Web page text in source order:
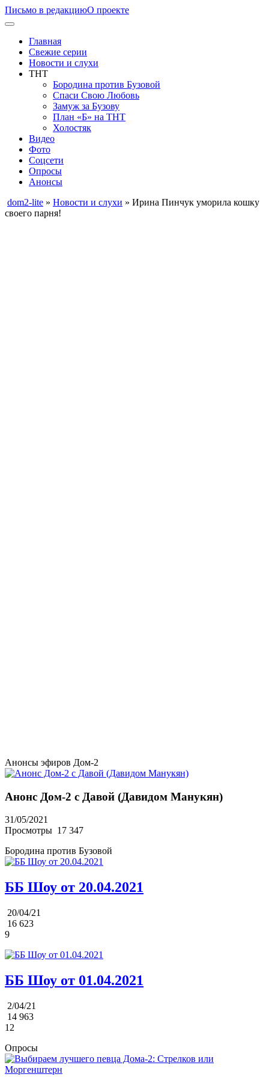
Письмо в редакциюО проекте
Главная
Свежие серии
Новости и слухи
ТНТ
Бородина против Бузовой
Спаси Свою Любовь
Замуж за Бузову
План «Б» на ТНТ
Холостяк
Видео
Фото
Соцсети
Опросы
Анонсы
dom2-lite » Новости и слухи » Ирина Пинчук уморила кошку
своего парня!
Анонсы эфиров Дом-2
Анонс Дом-2 с Давой (Давидом Манукян)
31/05/2021
Просмотры 17 347
Бородина против Бузовой
ББ Шоу от 20.04.2021
20/04/21
16 623
9
ББ Шоу от 01.04.2021
2/04/21
14 963
12
Опросы